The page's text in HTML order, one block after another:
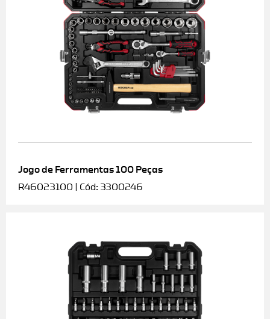
Jogo de Ferramentas 100 Peças
R46023100 | Cód: 3300246